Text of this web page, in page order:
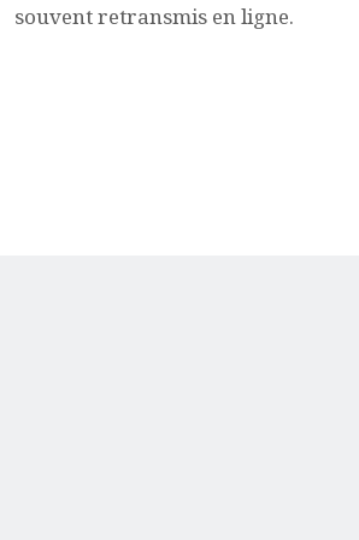
souvent retransmis en ligne.